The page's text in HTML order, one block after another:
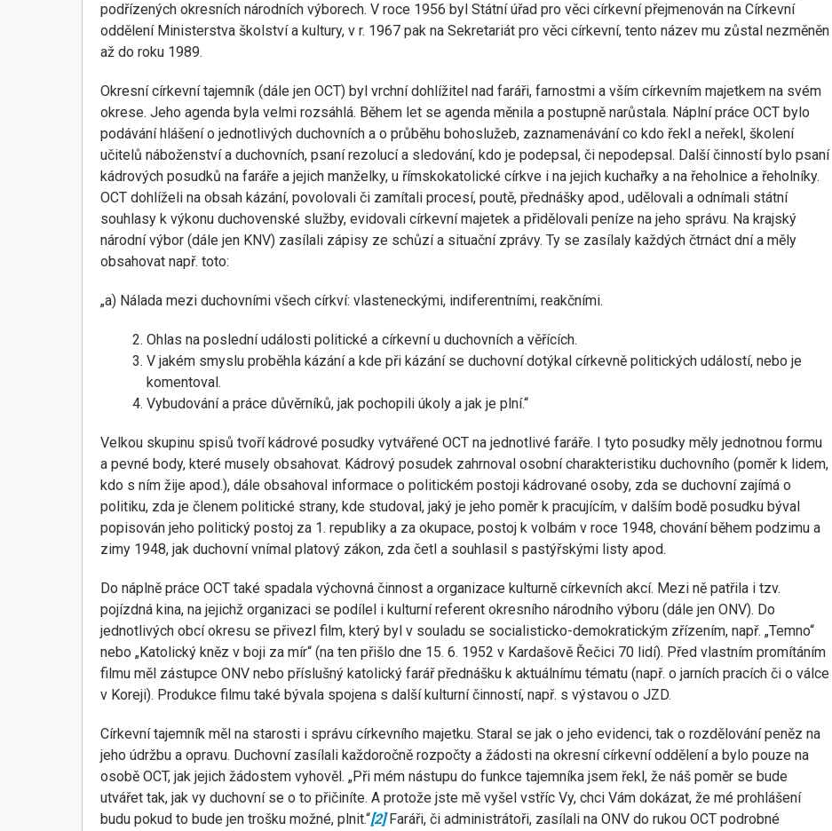
podřízených okresních národních výborech. V roce 1956 byl Státní úřad pro věci církevní přejmenován na Církevní
oddělení Ministerstva školství a kultury, v r. 1967 pak na Sekretariát pro věci církevní, tento název mu zůstal nezměněn
až do roku 1989.
Okresní církevní tajemník (dále jen OCT) byl vrchní dohlížitel nad faráři, farnostmi a vším církevním majetkem na svém
okrese. Jeho agenda byla velmi rozsáhlá. Během let se agenda měnila a postupně narůstala. Náplní práce OCT bylo
podávání hlášení o jednotlivých duchovních a o průběhu bohoslužeb, zaznamenávání co kdo řekl a neřekl, školení
učitelů náboženství a duchovních, psaní rezolucí a sledování, kdo je podepsal, či nepodepsal. Další činností bylo psaní
kádrových posudků na faráře a jejich manželky, u římskokatolické církve i na jejich kuchařky a na řeholnice a řeholníky.
OCT dohlíželi na obsah kázání, povolovali či zamítali procesí, poutě, přednášky apod., udělovali a odnímali státní
souhlasy k výkonu duchovenské služby, evidovali církevní majetek a přidělovali peníze na jeho správu. Na krajský
národní výbor (dále jen KNV) zasílali zápisy ze schůzí a situační zprávy. Ty se zasílaly každých čtrnáct dní a měly
obsahovat např. toto:
„a) Nálada mezi duchovními všech církví: vlasteneckými, indiferentními, reakčními.
Ohlas na poslední události politické a církevní u duchovních a věřících.
V jakém smyslu proběhla kázání a kde při kázání se duchovní dotýkal církevně politických událostí, nebo je
komentoval.
Vybudování a práce důvěrníků, jak pochopili úkoly a jak je plní.“
Velkou skupinu spisů tvoří kádrové posudky vytvářené OCT na jednotlivé faráře. I tyto posudky měly jednotnou formu
a pevné body, které musely obsahovat. Kádrový posudek zahrnoval osobní charakteristiku duchovního (poměr k lidem,
kdo s ním žije apod.), dále obsahoval informace o politickém postoji kádrované osoby, zda se duchovní zajímá o
politiku, zda je členem politické strany, kde studoval, jaký je jeho poměr k pracujícím, v dalším bodě posudku býval
popisován jeho politický postoj za 1. republiky a za okupace, postoj k volbám v roce 1948, chování během podzimu a
zimy 1948, jak duchovní vnímal platový zákon, zda četl a souhlasil s pastýřskými listy apod.
Do náplně práce OCT také spadala výchovná činnost a organizace kulturně církevních akcí. Mezi ně patřila i tzv.
pojízdná kina, na jejichž organizaci se podílel i kulturní referent okresního národního výboru (dále jen ONV). Do
jednotlivých obcí okresu se přivezl film, který byl v souladu se socialisticko-demokratickým zřízením, např. „Temno“
nebo „Katolický kněz v boji za mír“ (na ten přišlo dne 15. 6. 1952 v Kardašově Řečici 70 lidí). Před vlastním promítáním
filmu měl zástupce ONV nebo příslušný katolický farář přednášku k aktuálnímu tématu (např. o jarních pracích či o válce
v Koreji). Produkce filmu také bývala spojena s další kulturní činností, např. s výstavou o JZD.
Církevní tajemník měl na starosti i správu církevního majetku. Staral se jak o jeho evidenci, tak o rozdělování peněz na
jeho údržbu a opravu. Duchovní zasílali každoročně rozpočty a žádosti na okresní církevní oddělení a bylo pouze na
osobě OCT, jak jejich žádostem vyhověl. „Při mém nástupu do funkce tajemníka jsem řekl, že náš poměr se bude
utvářet tak, jak vy duchovní se o to přičiníte. A protože jste mě vyšel vstříc Vy, chci Vám dokázat, že mé prohlášení
budu pokud to bude jen trošku možné, plnit.“[2] Faráři, či administrátoři, zasílali na ONV do rukou OCT podrobné